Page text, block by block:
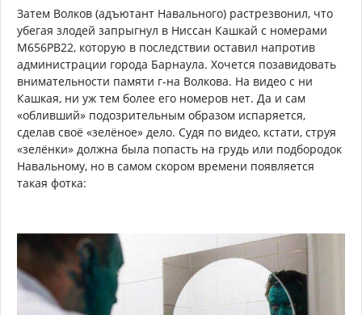
Затем Волков (адъютант Навального) растрезвонил, что
убегая злодей запрыгнул в Ниссан Кашкай с номерами
М656РВ22, которую в последствии оставил напротив
администрации города Барнаула. Хочется позавидовать
внимательности памяти г-на Волкова. На видео с ни
Кашкая, ни уж тем более его номеров нет. Да и сам
«обливший» подозрительным образом испаряется,
сделав своё «зелёное» дело. Судя по видео, кстати, струя
«зелёнки» должна была попасть на грудь или подбородок
Навальному, но в самом скором времени появляется
такая фотка: